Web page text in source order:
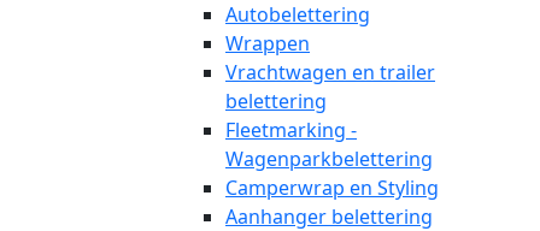
Autobelettering
Wrappen
Vrachtwagen en trailer
belettering
Fleetmarking -
Wagenparkbelettering
Camperwrap en Styling
Aanhanger belettering